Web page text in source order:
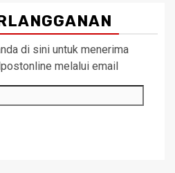
di sini untuk menerima
melalui email